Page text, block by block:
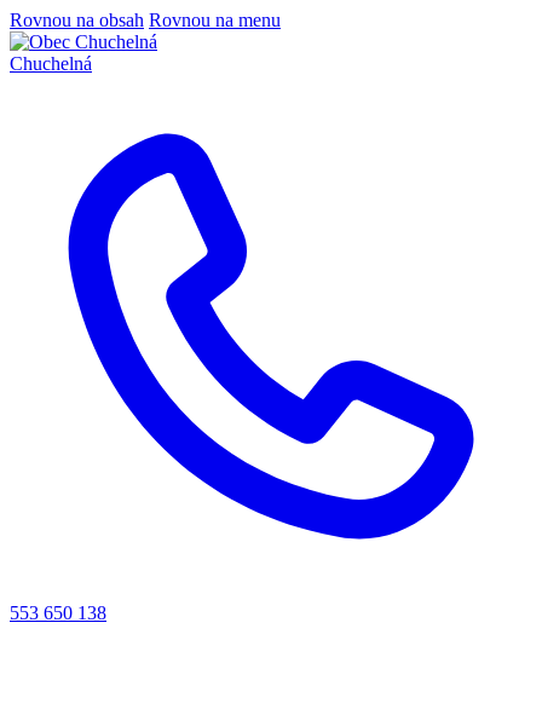
Rovnou na obsah Rovnou na menu
Chuchelná
553 650 138